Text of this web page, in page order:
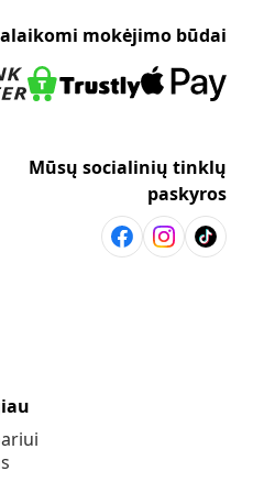
mokėjimo būdai
Mūsų socialinių tinklų
paskyros